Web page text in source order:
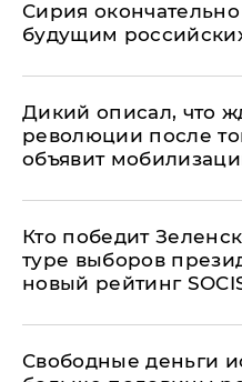
Сирия
будущим
Дикий описал, что
революции после
объявит
Кто победит
туре выборов
новый рейтинг
Свободные деньги